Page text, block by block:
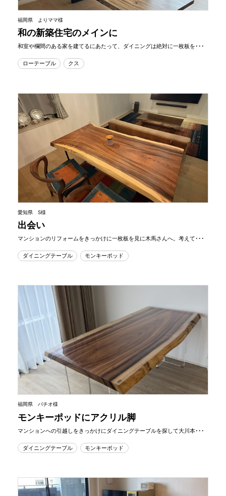
福岡県 よりママ様
和の新築住宅のメインに
和室や欄間のある家を建てるにあたって、ダイニングは絶対に一枚板を･･･
ローテーブル クス
愛知県 S様
出会い
マンションのリフォームをきっかけに一枚板を見に木馬さんへ。考えて･･･
ダイニングテーブル モンキーポッド
福岡県 バチオ様
モンキーポッドにアクリル脚
マンションへの引越しをきっかけにダイニングテーブルを探して大川本･･･
ダイニングテーブル モンキーポッド